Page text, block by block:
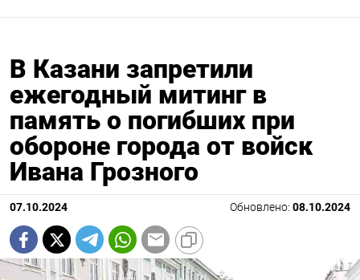
В Казани запретили
ежегодный митинг в
память о погибших при
обороне города от войск
Ивана Грозного
07.10.2024 Обновлено: 08.10.2024